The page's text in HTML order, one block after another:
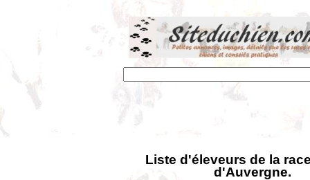
Liste d'éleveurs de la
d'Auvergne.